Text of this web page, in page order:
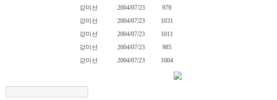
강미선 2004/07/23
978
강미선 2004/07/23
1031
강미선 2004/07/23
1011
강미선 2004/07/23
985
강미선 2004/07/23 1004